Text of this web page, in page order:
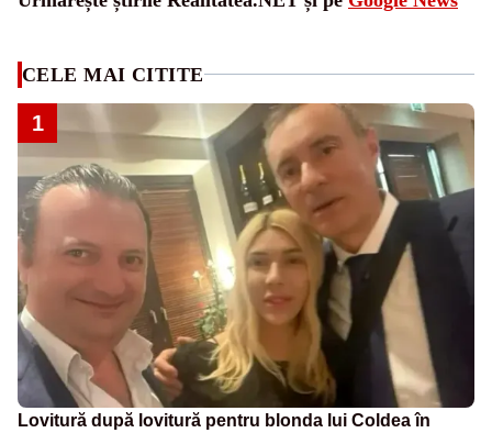
CELE MAI CITITE
1
Lovitură după lovitură pentru blonda lui Coldea în